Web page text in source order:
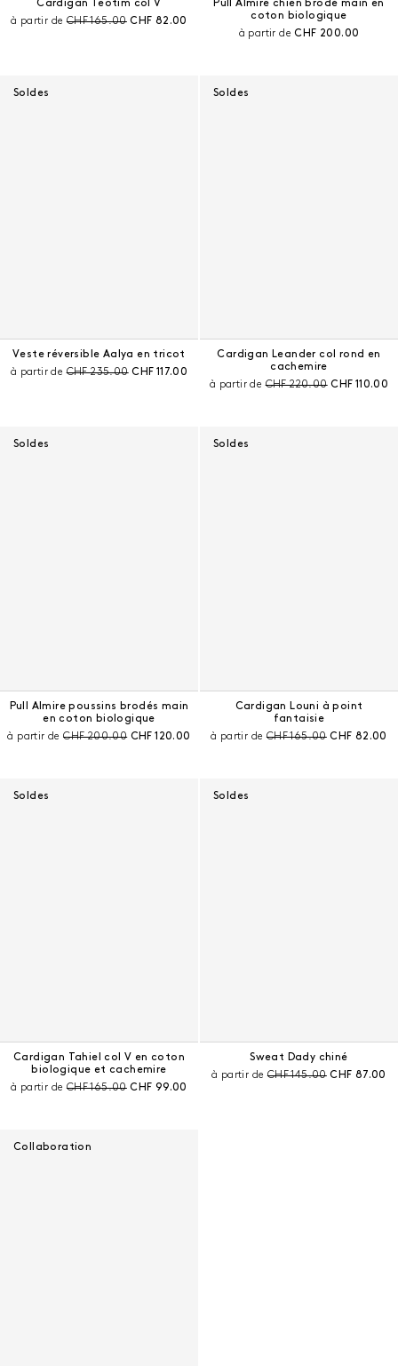
Cardigan Teotim col V
à partir dePrix avant remise :
CHF 165.00 Prix courant :
CHF 82.00
Pull Almire chien brodé main en
coton biologique
à partir dePrix courant :
CHF 200.00
Soldes
Veste réversible Aalya en tricot
à partir dePrix avant remise :
CHF 235.00 Prix courant :
CHF 117.00
Soldes
Cardigan Leander col rond en
cachemire
à partir dePrix avant remise :
CHF 220.00 Prix courant
CHF 110.00
Soldes
Pull Almire poussins brodés main
en coton biologique
à partir dePrix avant remise :
CHF 200.00 Prix courant :
CHF 120.00
Soldes
Cardigan Louni à point
fantaisie
à partir dePrix avant remise :
CHF 165.00 Prix courant
CHF 82.00
Soldes
Cardigan Tahiel col V en coton
biologique et cachemire
à partir dePrix avant remise :
CHF 165.00 Prix courant :
CHF 99.00
Soldes
Sweat Dady chiné
à partir dePrix avant remise :
CHF 145.00 Prix courant
CHF 87.00
Collaboration